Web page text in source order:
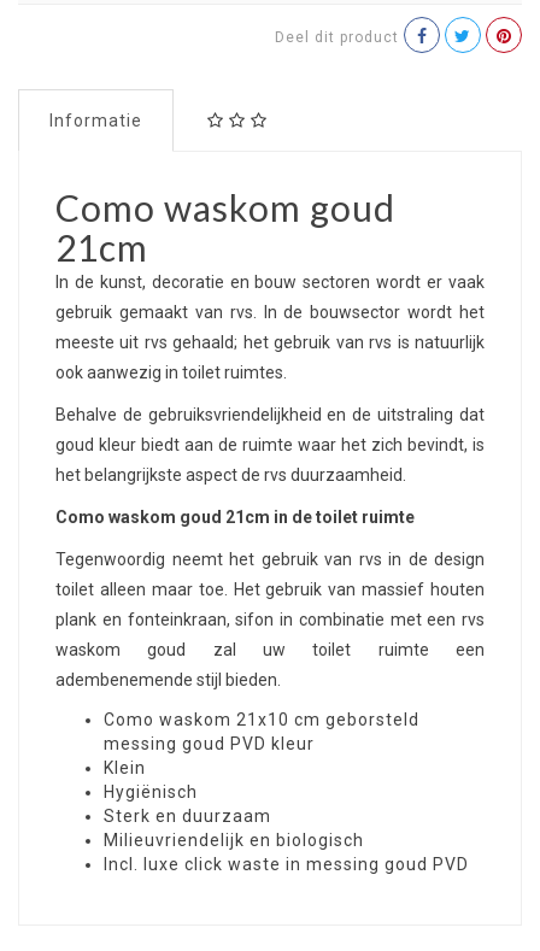
Deel dit product
Informatie
Como waskom goud
21cm
In de kunst, decoratie en bouw sectoren wordt er vaak
gebruik gemaakt van rvs. In de bouwsector wordt het
meeste uit rvs gehaald; het gebruik van rvs is natuurlijk
ook aanwezig in toilet ruimtes.
Behalve de gebruiksvriendelijkheid en de uitstraling dat
goud kleur biedt aan de ruimte waar het zich bevindt, is
het belangrijkste aspect de rvs duurzaamheid.
Como waskom goud 21cm in de toilet ruimte
Tegenwoordig neemt het gebruik van rvs in de design
toilet alleen maar toe. Het gebruik van massief houten
plank en fonteinkraan, sifon in combinatie met een rvs
waskom goud zal uw toilet ruimte een
adembenemende stijl bieden.
Como waskom 21x10 cm geborsteld
messing goud PVD kleur
Klein
Hygiënisch
Sterk en duurzaam
Milieuvriendelijk en biologisch
Incl. luxe click waste in messing goud PVD